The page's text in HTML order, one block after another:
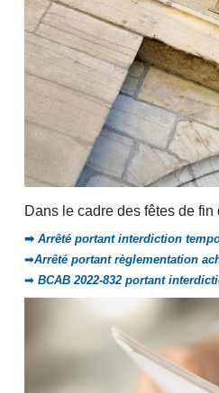
Dans le cadre des fêtes de
➡ Arrêté portant interdiction
➡Arrêté portant règlementation
➡ BCAB 2022-832 portant